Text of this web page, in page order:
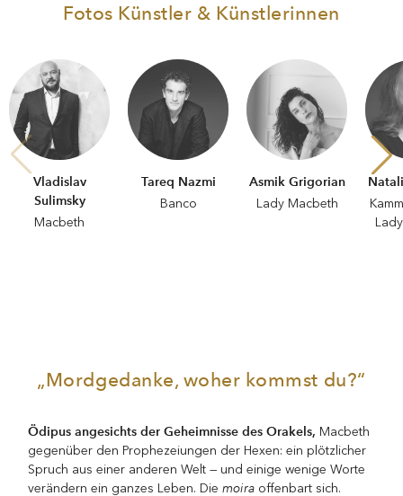
Fotos Künstler & Künstlerinnen
Vladislav
Sulimsky
Macbeth
Tareq Nazmi
Banco
Asmik Grigorian
Lady Macbeth
„Mordgedanke, woher kommst du?“
Ödipus angesichts der Geheimnisse des Orakels, Macbeth
gegenüber den Prophezeiungen der Hexen: ein plötzlicher
Spruch aus einer anderen Welt — und einige wenige Worte
verändern ein ganzes Leben. Diemoira offenbart sich.